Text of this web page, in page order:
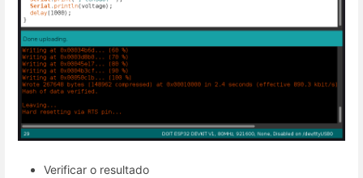
Verificar o resultado